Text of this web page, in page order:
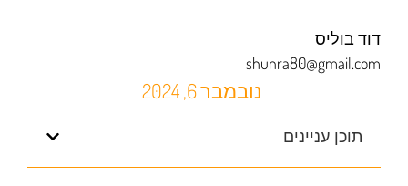
נובמבר 6, 2024
תוכן עניינים
דוד בוליס
shunra80@gmail.com